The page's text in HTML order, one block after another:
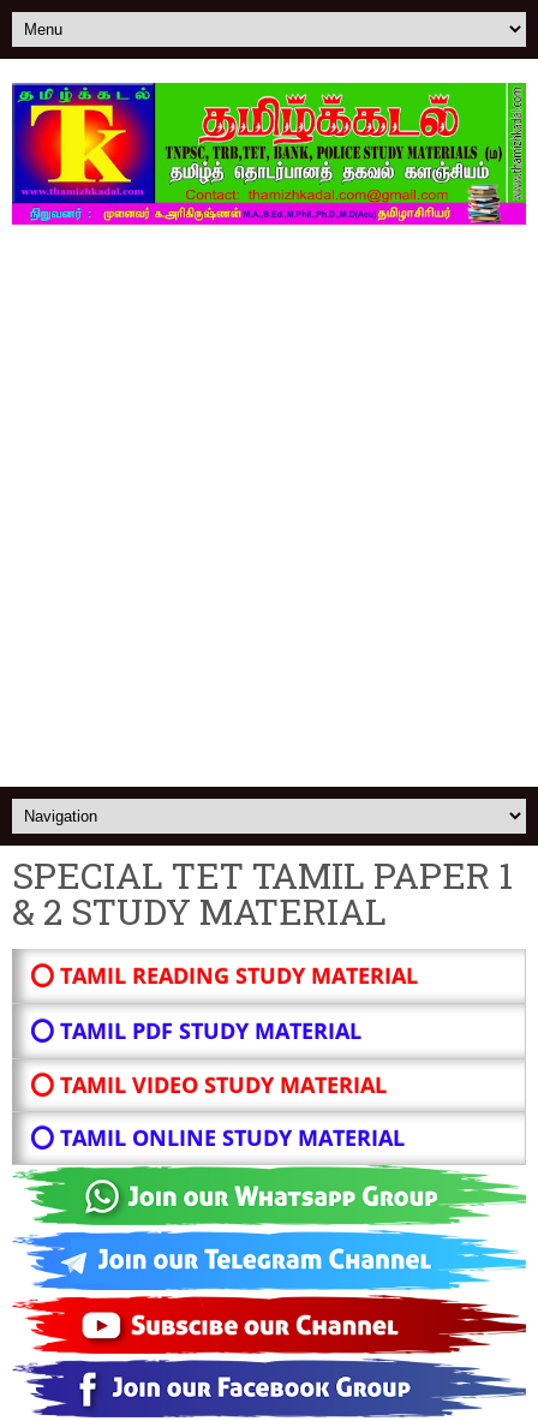
SPECIAL TET TAMIL PAPER 1
& 2 STUDY MATERIAL
⭕ TAMIL READING STUDY MATERIAL
⭕ TAMIL PDF STUDY MATERIAL
⭕ TAMIL VIDEO STUDY MATERIAL
⭕ TAMIL ONLINE STUDY MATERIAL